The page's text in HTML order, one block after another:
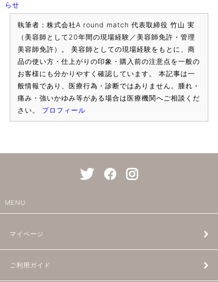
らせ
執筆者：株式会社A round match 代表取締役 竹山 実
（美容師として20年間の現場経験／美容師免許・管理
美容師免許）。 美容師としての現場経験をもとに、商
品の使い方・仕上がりの印象・購入前の注意点を一般の
お客様にも分かりやすく確認しています。 本記事は一
般情報であり、医療行為・診断ではありません。腫れ・
痛み・強いかゆみ等がある場合は医療機関へご相談くだ
さい。 プロフィール
MENU
マイページ
ご利用ガイド